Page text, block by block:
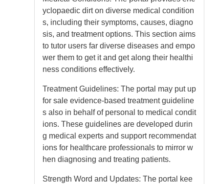
yclopaedic dirt on diverse medical condition
s, including their symptoms, causes, diagno
sis, and treatment options. This section aims
to tutor users far diverse diseases and empo
wer them to get it and get along their healthi
ness conditions effectively.
Treatment Guidelines: The portal may put up
for sale evidence-based treatment guideline
s also in behalf of personal to medical condit
ions. These guidelines are developed durin
g medical experts and support recommendat
ions for healthcare professionals to mirror w
hen diagnosing and treating patients.
Strength Word and Updates: The portal kee